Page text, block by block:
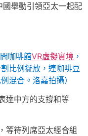
舉動引領亞太一起配
咖啡館VR虛擬實境 ，
比例擺放，連咖啡豆
混合。洛嘉拍攝）
達中方的支撐和等
等待列席亞太經合組